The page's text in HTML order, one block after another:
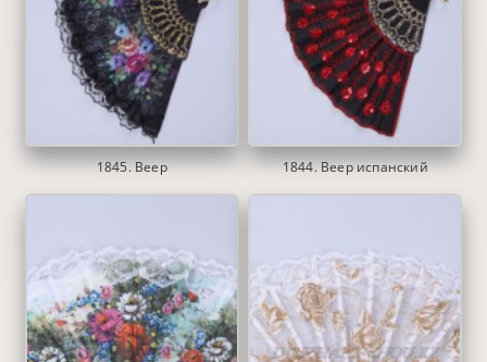
1845. Веер 1844. Веер испанский